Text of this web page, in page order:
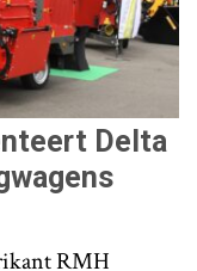
Delta
RMH